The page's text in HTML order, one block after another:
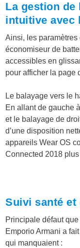
La gestion de
intuitive avec
Ainsi, les
économiseur de
accessibles en
pour afficher la page
Le balayage vers le
En allant de gauche
et le balayage de
d’une disposition
appareils Wear OS
Connected 2018
Suivi santé
Principale défaut
Emporio Armani a
qui manquaient :